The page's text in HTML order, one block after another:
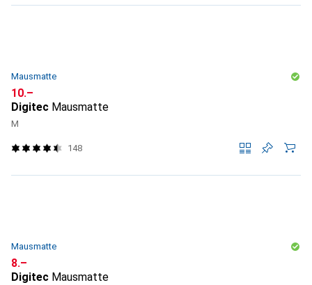
Mausmatte
CHF
10.–
Digitec Mausmatte
M
148
Mausmatte
CHF
8.–
Digitec Mausmatte